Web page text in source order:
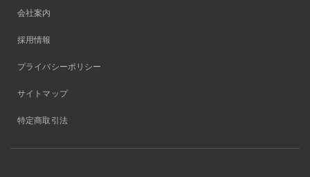
会社案内
採用情報
プライバシーポリシー
サイトマップ
特定商取引法